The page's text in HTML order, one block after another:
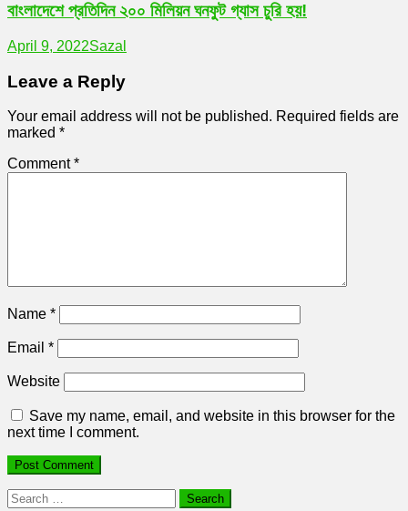
বাংলাদেশে প্রতিদিন ২০০ মিলিয়ন ঘনফুট গ্যাস চুরি হয়!
April 9, 2022Sazal
Leave a Reply
Your email address will not be published. Required fields are
marked *
Comment*
Name *
Email *
Website
Save my name, email, and website in this browser for the
next time I comment.
Search